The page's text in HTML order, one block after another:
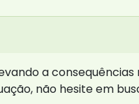
a
não hesite em